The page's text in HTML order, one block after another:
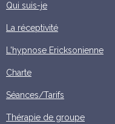
Qui suis-je
La réceptivité
L'hypnose Ericksonienne
Charte
Séances/Tarifs
Thérapie de groupe